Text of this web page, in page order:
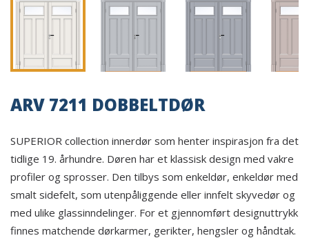
ARV 7211 DOBBELTDØR
SUPERIOR collection innerdør som henter inspirasjon fra det
tidlige 19. århundre. Døren har et klassisk design med vakre
profiler og sprosser. Den tilbys som enkeldør, enkeldør med
smalt sidefelt, som utenpåliggende eller innfelt skyvedør og
med ulike glassinndelinger. For et gjennomført designuttrykk
finnes matchende dørkarmer, gerikter, hengsler og håndtak.